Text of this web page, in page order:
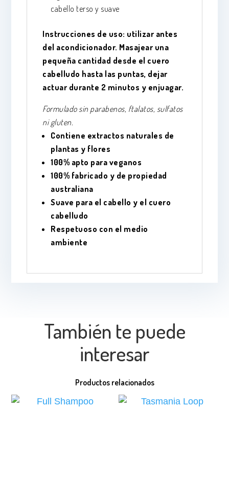
cabello terso y suave
Instrucciones de uso: utilizar antes
del acondicionador. Masajear una
pequeña cantidad desde el cuero
cabelludo hasta las puntas, dejar
actuar durante 2 minutos y enjuagar.
Formulado sin parabenos, ftalatos, sulfatos
ni gluten.
Contiene extractos naturales de
plantas y flores
100% apto para veganos
100% fabricado y de propiedad
australiana
Suave para el cabello y el cuero
cabelludo
Respetuoso con el medio
ambiente
También te puede
interesar
Productos relacionados